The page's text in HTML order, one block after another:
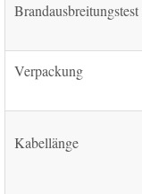
Brandausbreitungstest
Verpackung
Kabellänge